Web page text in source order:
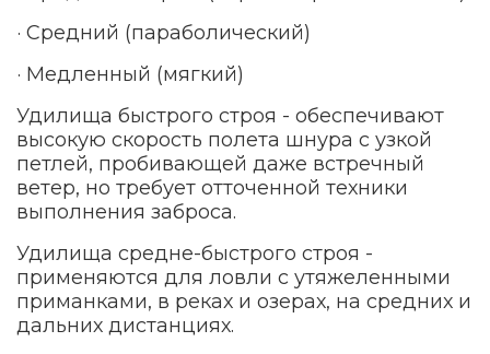
· Средний (параболический)
· Медленный (мягкий)
Удилища быстрого строя - обеспечивают
высокую скорость полета шнура с узкой
петлей, пробивающей даже встречный
ветер, но требует отточенной техники
выполнения заброса.
Удилища средне-быстрого строя -
применяются для ловли с утяжеленными
приманками, в реках и озерах, на средних и
дальних дистанциях.